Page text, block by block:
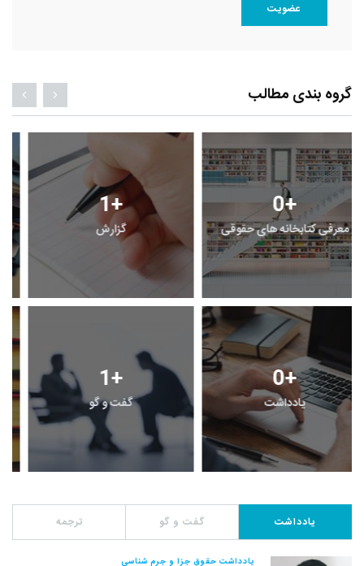
عضویت
گروه بندی مطالب
1+
گزارش
0+
معرفی کتابخانه های حقوقی
+
گفت و گو
0+
یادداشت
یادداشت گفت و گو ترجمه
یادداشت حقوق جزا و جرم شناسی